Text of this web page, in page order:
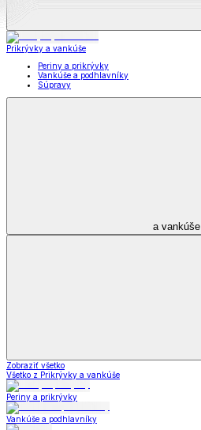
Prikrývky a vankúše
Periny a prikrývky
Vankúše a podhlavníky
Súpravy
a vankúše
Zobraziť všetko
Všetko z Prikrývky a vankúše
Periny a prikrývky
Vankúše a podhlavníky